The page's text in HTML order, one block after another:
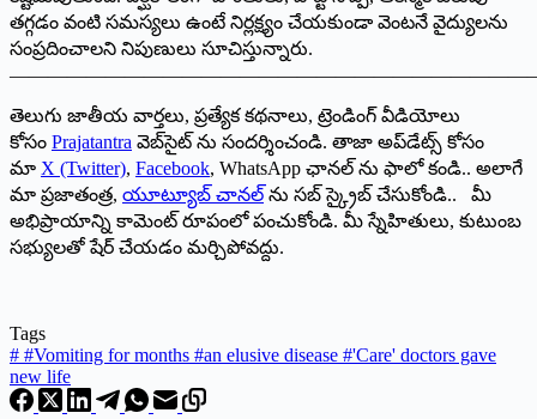
తగ్గడం వంటి సమస్యలు ఉంటే నిర్లక్ష్యం చేయకుండా వెంటనే వైద్యులను
సంప్రదించాలని నిపుణులు సూచిస్తున్నారు.
తెలుగు జాతీయ వార్తలు, ప్రత్యేక కథనాలు, ట్రెండింగ్ వీడియోలు
కోసం Prajatantra వెబ్‌సైట్ ను సందర్శించండి. తాజా అప్‌డేట్స్ కోసం
మా X (Twitter), Facebook, WhatsApp ఛానల్ ను ఫాలో కండి.. అలాగే
మా ప్రజాతంత్ర, యూట్యూబ్ చానల్ ను సబ్ స్క్రైబ్ చేసుకోండి.. మీ
అభిప్రాయాన్ని కామెంట్ రూపంలో పంచుకోండి. మీ స్నేహితులు, కుటుంబ
సభ్యులతో షేర్ చేయడం మర్చిపోవద్దు.
Tags
# #Vomiting for months #an elusive disease #'Care' doctors gave
new life